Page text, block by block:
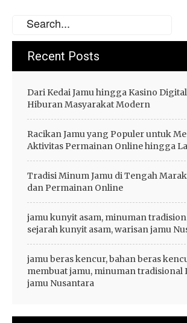
Recent Posts
Dari Kedai Jamu hingga Kasino
Hiburan Masyarakat Modern
Racikan Jamu yang Populer untuk
Aktivitas Permainan Online hingga
Tradisi Minum Jamu di Tengah
dan Permainan Online
jamu kunyit asam, minuman
sejarah kunyit asam, warisan jamu
jamu beras kencur, bahan beras
membuat jamu, minuman tradisional
jamu Nusantara